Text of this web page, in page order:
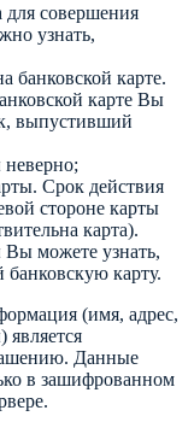
для совершения
узнать,
банковской карте.
карте Вы
выпустивший
Срок действия
стороне карты
карта).
Вы можете узнать,
карту.
(имя, адрес,
является
Данные
в зашифрованном